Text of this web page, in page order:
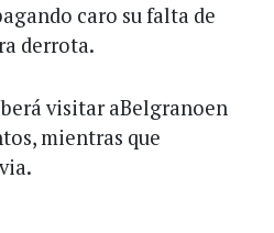
caro su falta de
derrota.
visitar aBelgranoen
mientras que